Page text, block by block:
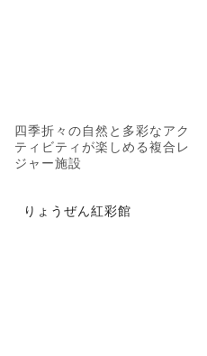
四季折々の自然と多彩なアク
ティビティが楽しめる複合レ
ジャー施設
りょうぜん紅彩館